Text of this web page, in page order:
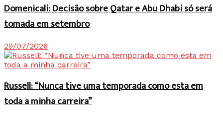
Domenicali: Decisão sobre Qatar e Abu Dhabi só será
tomada em setembro
29/07/2026
Russell: “Nunca tive uma temporada como esta em
toda a minha carreira”